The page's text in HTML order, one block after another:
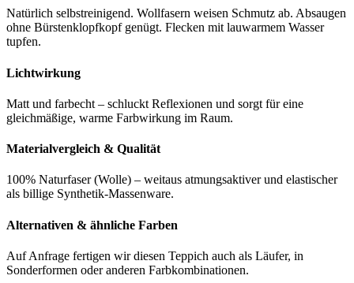
Natürlich selbstreinigend. Wollfasern weisen Schmutz ab. Absaugen
ohne Bürstenklopfkopf genügt. Flecken mit lauwarmem Wasser
tupfen.
Lichtwirkung
Matt und farbecht – schluckt Reflexionen und sorgt für eine
gleichmäßige, warme Farbwirkung im Raum.
Materialvergleich & Qualität
100% Naturfaser (Wolle) – weitaus atmungsaktiver und elastischer
als billige Synthetik-Massenware.
Alternativen & ähnliche Farben
Auf Anfrage fertigen wir diesen Teppich auch als Läufer, in
Sonderformen oder anderen Farbkombinationen.